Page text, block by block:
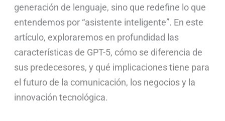
generación de lenguaje, sino que redefine lo que
entendemos por “asistente inteligente”. En este
artículo, exploraremos en profundidad las
características de GPT-5, cómo se diferencia de
sus predecesores, y qué implicaciones tiene para
el futuro de la comunicación, los negocios y la
innovación tecnológica.